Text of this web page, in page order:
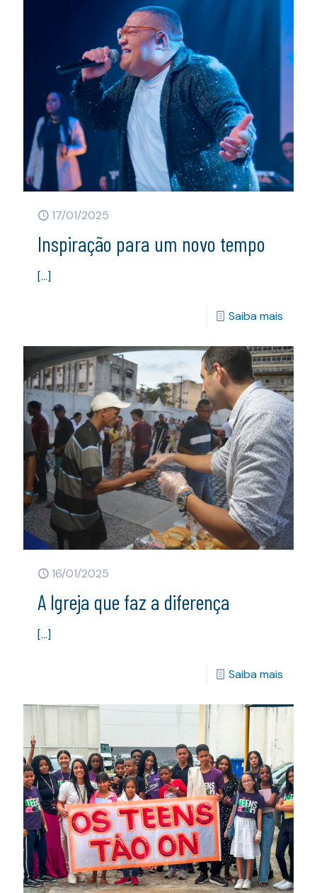
17/01/2025
Inspiração para um novo tempo
[…]
Saiba mais
16/01/2025
A Igreja que faz a diferença
[…]
Saiba mais